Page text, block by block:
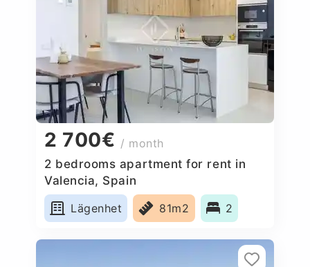
2 700€ / month
2 bedrooms apartment for rent in
Valencia, Spain
Lägenhet
81m2 2